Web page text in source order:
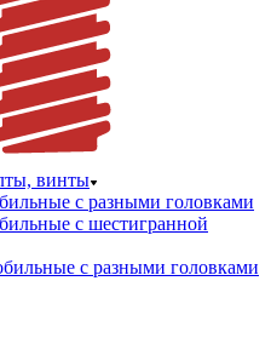
винты
с разными головками
с шестигранной
с разными головками